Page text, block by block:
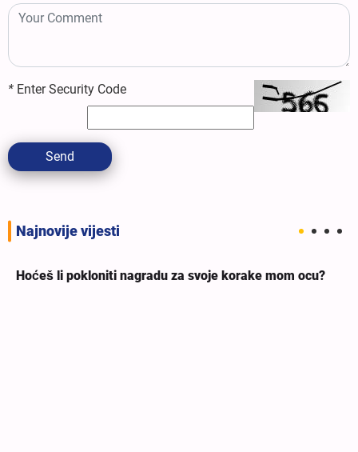
* Enter Security Code
Send
Najnovije vijesti
Hoćeš li pokloniti nagradu za svoje korake mom ocu?